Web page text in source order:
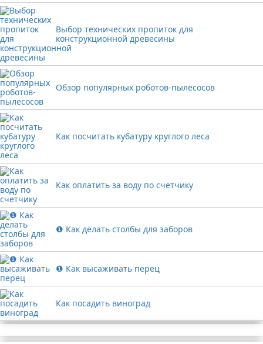
Выбор технических пропиток для
конструкционной древесины
Обзор популярных роботов-пылесосов
Как посчитать кубатуру круглого леса
Как оплатить за воду по счетчику
❶ Как делать столбы для заборов
❶ Как высаживать перец
Как посадить виноград